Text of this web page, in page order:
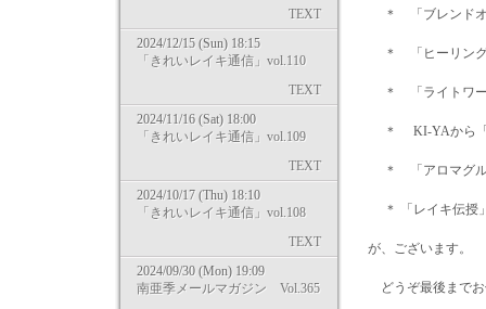
TEXT
2024/12/15 (Sun) 18:15
「きれいレイキ通信」vol.110
TEXT
2024/11/16 (Sat) 18:00
「きれいレイキ通信」vol.109
TEXT
2024/10/17 (Thu) 18:10
「きれいレイキ通信」vol.108
TEXT
2024/09/30 (Mon) 19:09
南亜季メールマガジン Vol.365
＊ 「ブレンドオ
＊ 「ヒーリング
＊ 「ライトワー
＊ KI-YAから「
＊ 「アロマグル
＊ 「レイキ伝授
が、ございます。
どうぞ最後まで